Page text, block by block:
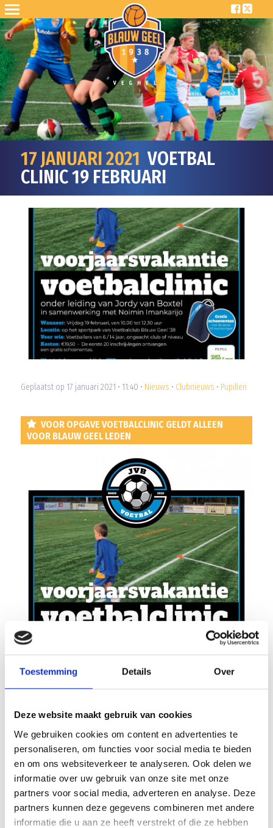
Toestemming Details Over
Deze website maakt gebruik van cookies
We gebruiken cookies om content en advertenties te
personaliseren, om functies voor social media te bieden
en om ons websiteverkeer te analyseren. Ook delen we
informatie over uw gebruik van onze site met onze
partners voor social media, adverteren en analyse. Deze
partners kunnen deze gegevens combineren met andere
informatie die u aan ze heeft verstrekt of die ze hebben
17 JANUARI 2021 VOETBAL
CLINIC 19 FEBRUARI
Geplaatst op 17 januari 2021 • 11:40 • Nieuws • Clubnieuws • Pupillen
VOOR OPGAVE VOETBALCLINIC GELDT ALLEEN
VOOR BLAUW GEEL LEDEN
Array
WhatsApp